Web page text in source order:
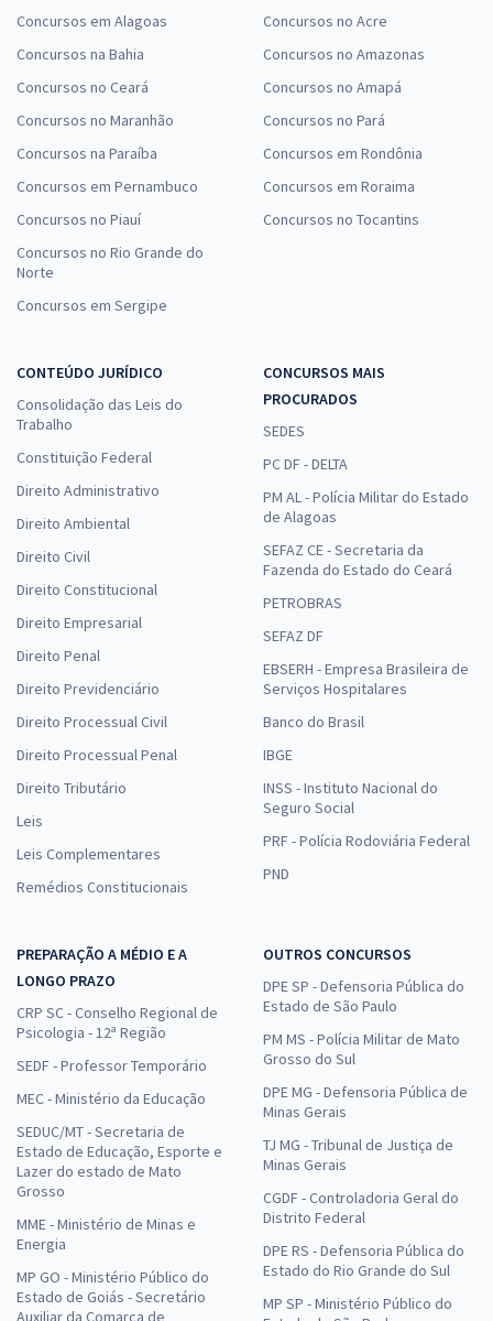
Concursos em Alagoas
Concursos na Bahia
Concursos no Ceará
Concursos no Maranhão
Concursos na Paraíba
Concursos em Pernambuco
Concursos no Piauí
Concursos no Rio Grande do
Norte
Concursos em Sergipe
Concursos no Acre
Concursos no Amazonas
Concursos no Amapá
Concursos no Pará
Concursos em Rondônia
Concursos em Roraima
Concursos no Tocantins
CONTEÚDO JURÍDICO
Consolidação das Leis do
Trabalho
Constituição Federal
Direito Administrativo
Direito Ambiental
Direito Civil
Direito Constitucional
Direito Empresarial
Direito Penal
Direito Previdenciário
Direito Processual Civil
Direito Processual Penal
Direito Tributário
Leis
Leis Complementares
Remédios Constitucionais
CONCURSOS MAIS
PROCURADOS
SEDES
PC DF - DELTA
PM AL - Polícia Militar do Estado
de Alagoas
SEFAZ CE - Secretaria da
Fazenda do Estado do Ceará
PETROBRAS
SEFAZ DF
EBSERH - Empresa Brasileira de
Serviços Hospitalares
Banco do Brasil
IBGE
INSS - Instituto Nacional do
Seguro Social
PRF - Polícia Rodoviária Federal
PND
PREPARAÇÃO A MÉDIO E A
LONGO PRAZO
CRP SC - Conselho Regional de
Psicologia - 12ª Região
SEDF - Professor Temporário
MEC - Ministério da Educação
SEDUC/MT - Secretaria de
Estado de Educação, Esporte e
Lazer do estado de Mato
Grosso
MME - Ministério de Minas e
Energia
MP GO - Ministério Público do
Estado de Goiás - Secretário
Auxiliar da Comarca de
OUTROS CONCURSOS
DPE SP - Defensoria Pública do
Estado de São Paulo
PM MS - Polícia Militar de Mato
Grosso do Sul
DPE MG - Defensoria Pública de
Minas Gerais
TJ MG - Tribunal de Justiça de
Minas Gerais
CGDF - Controladoria Geral do
Distrito Federal
DPE RS - Defensoria Pública do
Estado do Rio Grande do Sul
MP SP - Ministério Público do